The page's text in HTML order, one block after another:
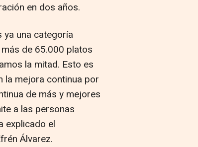
en dos años.
una categoría
de 65.000 platos
la mitad. Esto es
la mejora continua por
de más y mejores
a las personas
explicado el
Álvarez.